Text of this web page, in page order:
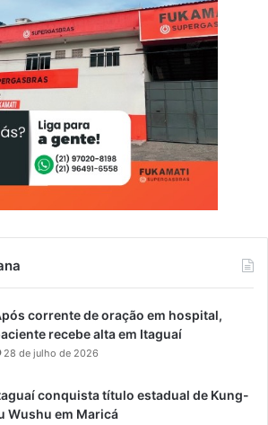
corrente de oração em hospital,
recebe alta em Itaguaí
28 de julho de 2026
conquista título estadual de Kung-
Wushu em Maricá